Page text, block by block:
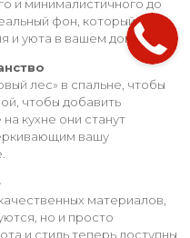
и минималистичного до
фон, который
и уюта в вашем доме.
лес» в спальне, чтобы
чтобы добавить
кухне они станут
вашу
материалов,
но и просто
и стиль теперь доступны